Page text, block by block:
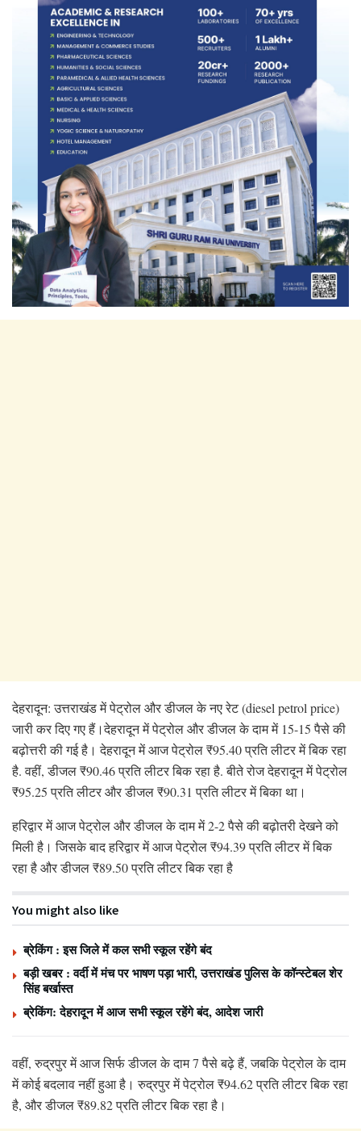
देहरादून: उत्तराखंड में पेट्रोल और डीजल के नए रेट (diesel petrol price)
जारी कर दिए गए हैं।देहरादून में पेट्रोल और डीजल के दाम में 15-15 पैसे की
बढ़ोत्तरी की गई है। देहरादून में आज पेट्रोल ₹95.40 प्रति लीटर में बिक रहा
है. वहीं, डीजल ₹90.46 प्रति लीटर बिक रहा है. बीते रोज देहरादून में पेट्रोल
₹95.25 प्रति लीटर और डीजल ₹90.31 प्रति लीटर में बिका था।
हरिद्वार में आज पेट्रोल और डीजल के दाम में 2-2 पैसे की बढ़ोतरी देखने को
मिली है। जिसके बाद हरिद्वार में आज पेट्रोल ₹94.39 प्रति लीटर में बिक
रहा है और डीजल ₹89.50 प्रति लीटर बिक रहा है
You might also like
ब्रेकिंग : इस जिले में कल सभी स्कूल रहेंगे बंद
बड़ी खबर : वर्दी में मंच पर भाषण पड़ा भारी, उत्तराखंड पुलिस के कॉन्स्टेबल शेर
सिंह बर्खास्त
ब्रेकिंग: देहरादून में आज सभी स्कूल रहेंगे बंद, आदेश जारी
वहीं, रुद्रपुर में आज सिर्फ डीजल के दाम 7 पैसे बढ़े हैं, जबकि पेट्रोल के दाम
में कोई बदलाव नहीं हुआ है। रुद्रपुर में पेट्रोल ₹94.62 प्रति लीटर बिक रहा
है, और डीजल ₹89.82 प्रति लीटर बिक रहा है।